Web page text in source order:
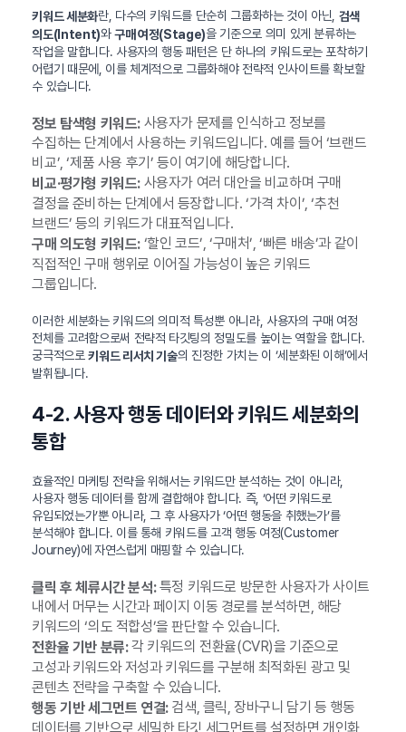
키워드 세분화란, 다수의 키워드를 단순히 그룹화하는 것이 아닌, 검색
의도(Intent)와구매 여정(Stage)을 기준으로 의미 있게 분류하는
작업을 말합니다. 사용자의 행동 패턴은 단 하나의 키워드로는 포착하기
어렵기 때문에, 이를 체계적으로 그룹화해야 전략적 인사이트를 확보할
수 있습니다.
정보 탐색형 키워드:사용자가 문제를 인식하고 정보를
수집하는 단계에서 사용하는 키워드입니다. 예를 들어 ‘브랜드
비교’, ‘제품 사용 후기’ 등이 여기에 해당합니다.
비교·평가형 키워드:사용자가 여러 대안을 비교하며 구매
결정을 준비하는 단계에서 등장합니다. ‘가격 차이’, ‘추천
브랜드’ 등의 키워드가 대표적입니다.
구매 의도형 키워드:‘할인 코드’, ‘구매처’, ‘빠른 배송’과 같이
직접적인 구매 행위로 이어질 가능성이 높은 키워드
그룹입니다.
이러한 세분화는 키워드의 의미적 특성뿐 아니라, 사용자의 구매 여정
전체를 고려함으로써 전략적 타깃팅의 정밀도를 높이는 역할을 합니다.
궁극적으로키워드 리서치 기술의 진정한 가치는 이 ‘세분화된 이해’에서
발휘됩니다.
4-2. 사용자 행동 데이터와 키워드 세분화의
통합
효율적인 마케팅 전략을 위해서는 키워드만 분석하는 것이 아니라,
사용자 행동 데이터를 함께 결합해야 합니다. 즉, ‘어떤 키워드로
유입되었는가’뿐 아니라, 그 후 사용자가 ‘어떤 행동을 취했는가’를
분석해야 합니다. 이를 통해 키워드를 고객 행동 여정(Customer
Journey)에 자연스럽게 매핑할 수 있습니다.
클릭 후 체류시간 분석:특정 키워드로 방문한 사용자가 사이트
내에서 머무는 시간과 페이지 이동 경로를 분석하면, 해당
키워드의 ‘의도 적합성’을 판단할 수 있습니다.
전환율 기반 분류:각 키워드의 전환율(CVR)을 기준으로
고성과 키워드와 저성과 키워드를 구분해 최적화된 광고 및
콘텐츠 전략을 구축할 수 있습니다.
행동 기반 세그먼트 연결:검색, 클릭, 장바구니 담기 등 행동
데이터를 기반으로 세밀한 타깃 세그먼트를 설정하면 개인화